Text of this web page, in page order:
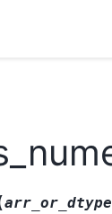
arr_or_dtype